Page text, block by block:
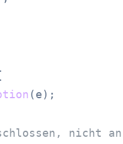
(e);
nicht an